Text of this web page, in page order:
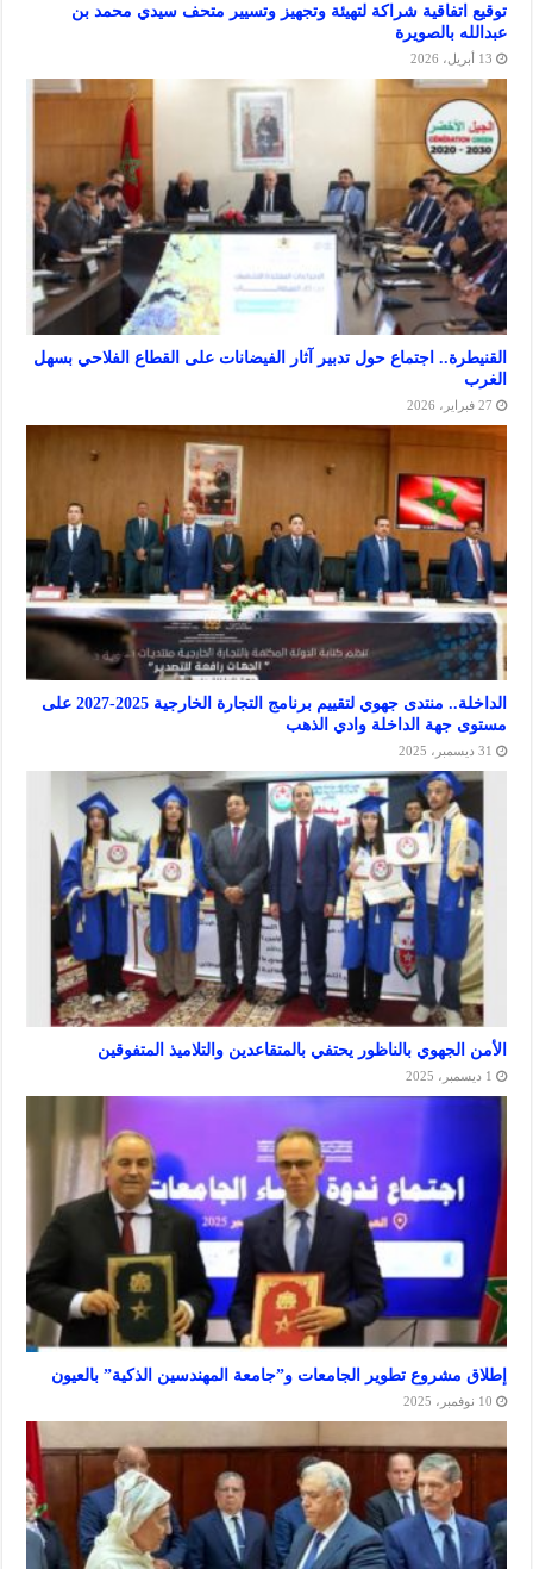
شراكة لتهيئة وتجهيز وتسيير متحف سيدي محمد بن
بالصويرة
اجتماع حول تدبير آثار الفيضانات على القطاع الفلاحي بسهل
الداخلة.. منتدى جهوي لتقييم برنامج التجارة الخارجية 2025-2027 على
الداخلة وادي الذهب
بالناظور يحتفي بالمتقاعدين والتلاميذ المتفوقين
تطوير الجامعات و”جامعة المهندسين الذكية” بالعيون